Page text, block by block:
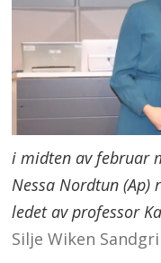
i midten av februar
Nessa Nordtun
ledet av professor
Silje Wiken